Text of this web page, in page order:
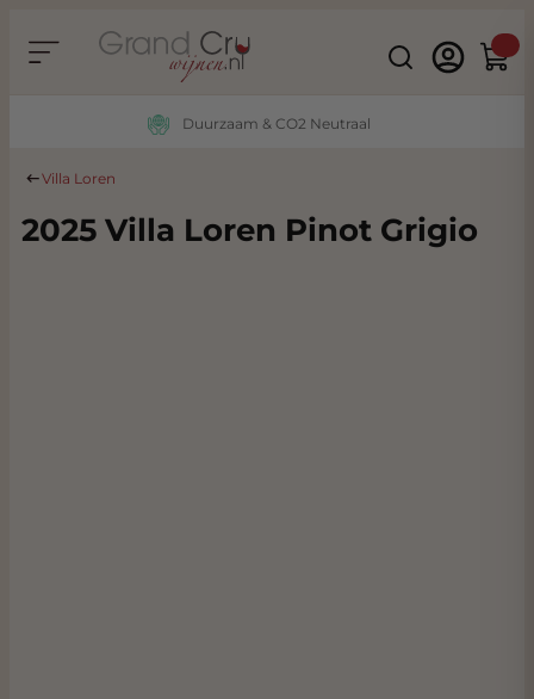
Search
Duurzaam & CO2 Neutraal
Villa Loren
2025 Villa Loren Pinot Grigio